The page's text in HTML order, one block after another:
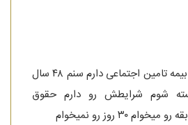
سلام من۱۸سال سابقه بیمه تامین اجتماعی دارم سنم ۴۸ سال
شوم شرایطش رو دارم حقوق
۳۰ روز رو نمیخوام